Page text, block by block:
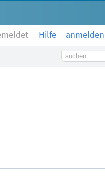
Hilfe anmelden
Suchbegriff